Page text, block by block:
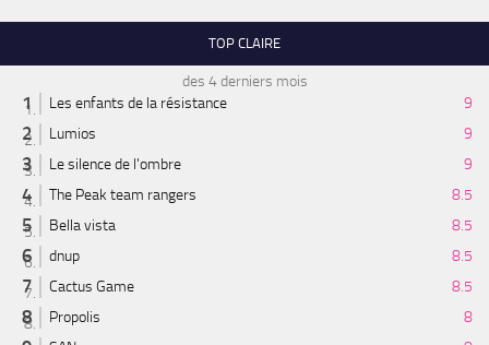
TOP CLAIRE
des 4 derniers mois
Les enfants de la résistance
9
Lumios
9
Le silence de l'ombre
9
The Peak team rangers
8.5
Bella vista
8.5
dnup
8.5
Cactus Game
8.5
Propolis
8